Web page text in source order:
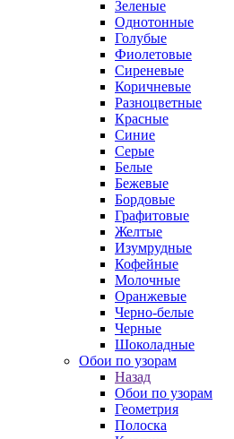
Зеленые
Однотонные
Голубые
Фиолетовые
Сиреневые
Коричневые
Разноцветные
Красные
Синие
Серые
Белые
Бежевые
Бордовые
Графитовые
Желтые
Изумрудные
Кофейные
Молочные
Оранжевые
Черно-белые
Черные
Шоколадные
Обои по узорам
Назад
Обои по узорам
Геометрия
Полоска